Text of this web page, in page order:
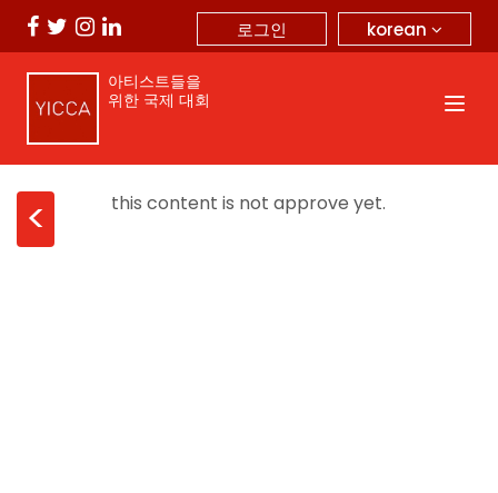
korean
로그인
아티스트들을
위한 국제 대회
< this content is not approve yet.